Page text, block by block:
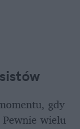
gdy
wielu